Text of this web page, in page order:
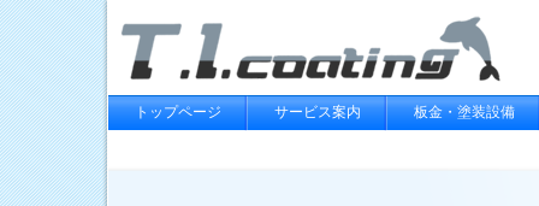
トップページ サービス案内 板金・塗装設備